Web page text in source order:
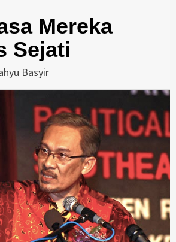
Mereka
Sejati
Basyir